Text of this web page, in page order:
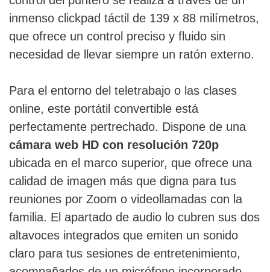
inmenso clickpad táctil de 139 x 88 milímetros,
que ofrece un control preciso y fluido sin
necesidad de llevar siempre un ratón externo.
Para el entorno del teletrabajo o las clases
online, este portátil convertible está
perfectamente pertrechado. Dispone de una
cámara web HD con resolución 720p
ubicada en el marco superior, que ofrece una
calidad de imagen más que digna para tus
reuniones por Zoom o videollamadas con la
familia. El apartado de audio lo cubren sus dos
altavoces integrados que emiten un sonido
claro para tus sesiones de entretenimiento,